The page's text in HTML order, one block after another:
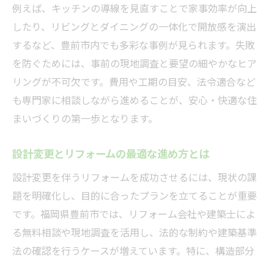
安全性重視のリフォーム実現ポイント
リフォームで住まいの安全性を高める方法
設計変更による耐震リフォームの重要性
安全性を考えたリフォーム設計の注意点
リフォーム設計変更で安心な暮らしを実現
リフォーム検討中なら押さえたい設計変更知識
リフォーム前に知るべき設計変更の基礎
設計変更の流れとリフォームの注意点
リフォーム計画時に役立つ設計変更知識
リフォーム設計変更で失敗しないポイント
例えば、キッチンの導線を見直すことで家事効率が向上
したり、リビングとダイニングの一体化で開放感を演出
するなど、豊前市内でも多彩な事例が見られます。失敗
を防ぐためには、事前の現地調査と要望の細やかなヒア
リングが不可欠です。費用や工期の目安、法令適合など
も専門家に相談しながら進めることが、安心・快適な住
まいづくりの第一歩となります。
設計変更とリフォームの最適な進め方とは
設計変更を伴うリフォームを成功させるには、現状の課
題を明確化し、目的に合ったプランを立てることが重要
です。福岡県豊前市では、リフォーム会社や建築士によ
る無料相談や現地調査を活用し、法的な制約や建築基準
法の確認を行うケースが増えています。特に、構造部分